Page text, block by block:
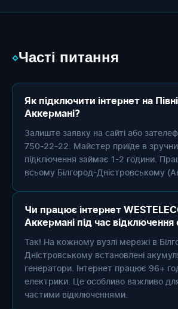
◇Часті питання
Як підключити інтернет на
Аккермані?
Залиште заявку на сайті або
750-22-22. Майстер приїде в
підключення займає 1-2 години.
всьому Білгород-Дністровському
Чи працює інтернет
Аккермані під час відключення
Так! На кожному вузлі мережі в
Дністровському встановлені
генератори. Інтернет працює 96+
електрики. Це особливо важливо
частими відключеннями.